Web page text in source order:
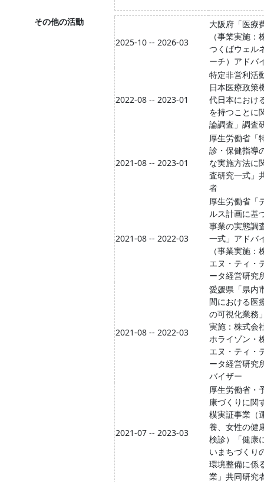
その他の活動
2025-10 -- 2026-03
大阪府「医療
（事業実施：
つくばウェル
ーチ）アドバ
2022-08 -- 2023-01
特定非営利活
日本医療政策
代日本におけ
を持つことに
論調査」調査
2021-08 -- 2023-01
厚生労働省「
診・保健指導
な実施方法に
査研究一式」
者
2021-08 -- 2022-03
厚生労働省「
ルス計画に基
事業の実態調
一式」アドバ
（事業実施：
エヌ・ティ・
ータ経営研究
2021-08 -- 2022-03
愛媛県「県内
間における医
の可視化業務
実施：株式会
ホライゾン・
エヌ・ティ・
ータ経営研究
バイザー
2021-07 -- 2023-03
厚生労働省・
康づくりに関
模実証事業（
養、女性の健
検診）「健康
いまちづくり
環境整備に係
業」共同研究